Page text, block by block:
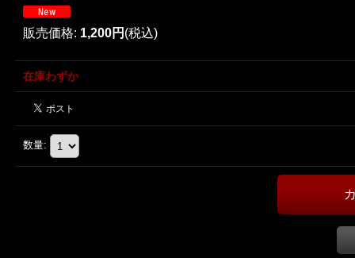
販売価格: 1,200円 (税込)
在庫わずか
数量: